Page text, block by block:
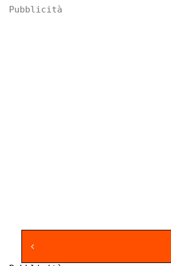
Pubblicità